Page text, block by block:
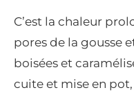
C’est la chaleur
pores de la gousse
boisées et
cuite et mise en